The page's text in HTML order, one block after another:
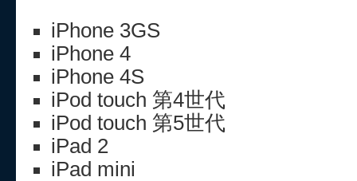
iPhone 3GS
iPhone 4
iPhone 4S
iPod touch 第4世代
iPod touch 第5世代
iPad 2
iPad mini